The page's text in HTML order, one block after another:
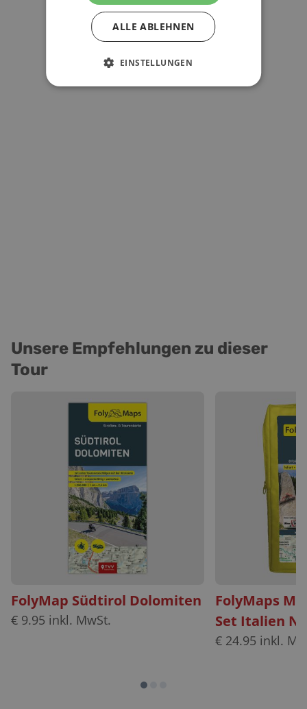
Unsere Empfehlungen zu dieser
Tour
FolyMap Südtirol Dolomiten
€ 9.95 inkl. MwSt.
FolyMaps
Set Italien
€ 24.95 inkl.
ALLE ABLEHNEN
EINSTELLUNGEN